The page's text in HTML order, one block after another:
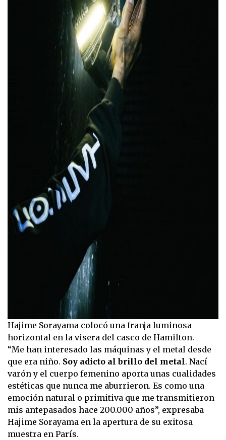
Hajime Sorayama colocó una franja luminosa
horizontal en la visera del casco de Hamilton.
“Me han interesado las máquinas y el metal desde
que era niño. Soy adicto al brillo del metal. Nací
varón y el cuerpo femenino aporta unas cualidades
estéticas que nunca me aburrieron. Es como una
emoción natural o primitiva que me transmitieron
mis antepasados hace 200.000 años”, expresaba
Hajime Sorayama en la apertura de su exitosa
muestra en París.